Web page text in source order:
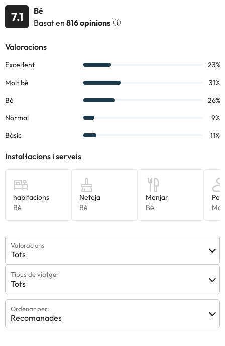
informació d'aquesta fitxa està subjecta a canvis per part de
l'allotjament. Si tens dubtes, contacta'ns.
7.1
Bé
Basat en 816 opinions
Valoracions
Tots
Tipus de viatger
Tots
Ordenar per:
Recomanades